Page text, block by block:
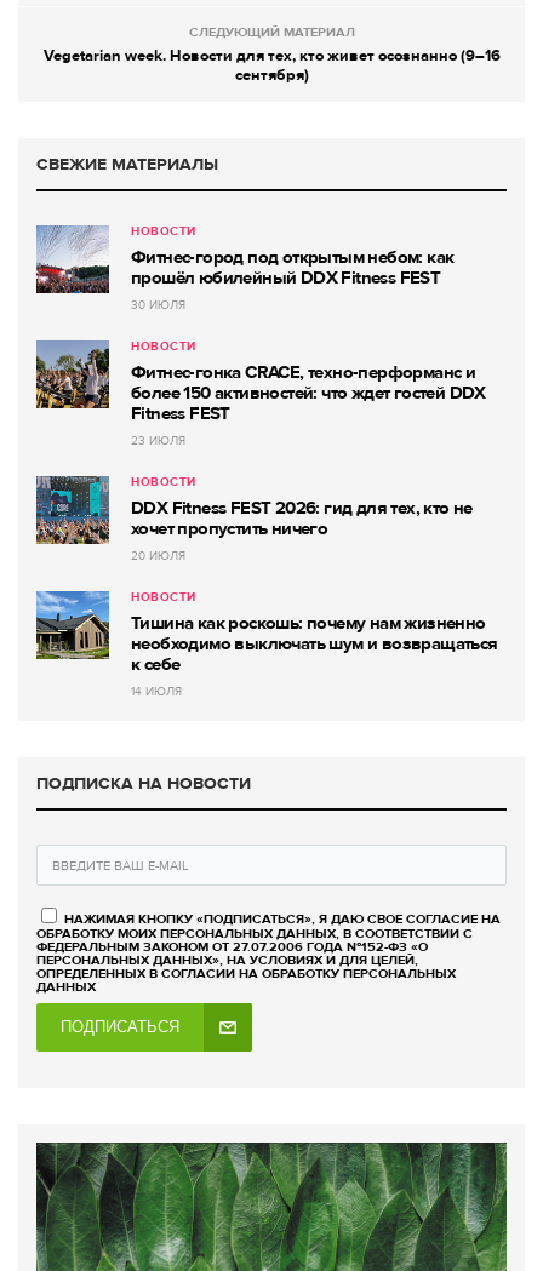
СЛЕДУЮЩИЙ МАТЕРИАЛ
Vegetarian week. Новости для тех, кто живет осознанно (9–16
сентября)
СВЕЖИЕ МАТЕРИАЛЫ
НОВОСТИ
Фитнес-город под открытым небом: как
прошёл юбилейный DDX Fitness FEST
30 ИЮЛЯ
НОВОСТИ
Фитнес-гонка CRACE, техно-перформанс и
более 150 активностей: что ждет гостей DDX
Fitness FEST
23 ИЮЛЯ
НОВОСТИ
DDX Fitness FEST 2026: гид для тех, кто не
хочет пропустить ничего
20 ИЮЛЯ
НОВОСТИ
Тишина как роскошь: почему нам жизненно
необходимо выключать шум и возвращаться
к себе
14 ИЮЛЯ
ПОДПИСКА НА НОВОСТИ
НАЖИМАЯ КНОПКУ «ПОДПИСАТЬСЯ», Я ДАЮ СВОЕ СОГЛАСИЕ НА
ОБРАБОТКУ МОИХ ПЕРСОНАЛЬНЫХ ДАННЫХ, В СООТВЕТСТВИИ С
ФЕДЕРАЛЬНЫМ ЗАКОНОМ ОТ 27.07.2006 ГОДА №152-ФЗ «О
ПЕРСОНАЛЬНЫХ ДАННЫХ», НА УСЛОВИЯХ И ДЛЯ ЦЕЛЕЙ,
ОПРЕДЕЛЕННЫХ В СОГЛАСИИ НА ОБРАБОТКУ ПЕРСОНАЛЬНЫХ
ДАННЫХ
ПОДПИСАТЬСЯ